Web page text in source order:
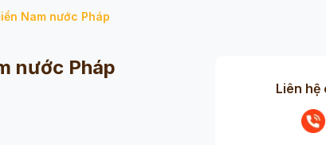
Nam nước Pháp
nước Pháp
Liên hệ